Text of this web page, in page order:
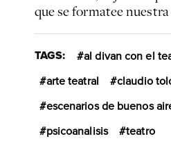
que seformatee
TAGS: al divan con el
arte teatral
claudio
escenarios de buenos
psicoanalisis
teatro